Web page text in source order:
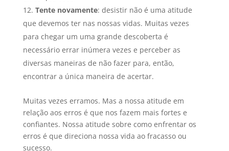
Tente novamente: desistir não é uma atitude
que devemos ter nas nossas vidas. Muitas vezes
para chegar um uma grande descoberta é
necessário errar inúmera vezes e perceber as
diversas maneiras de não fazer para, então,
encontrar a única maneira de acertar.
Muitas vezes erramos. Mas a nossa atitude em
relação aos erros é que nos fazem mais fortes e
confiantes. Nossa atitude sobre como enfrentar os
erros é que direciona nossa vida ao fracasso ou
sucesso.